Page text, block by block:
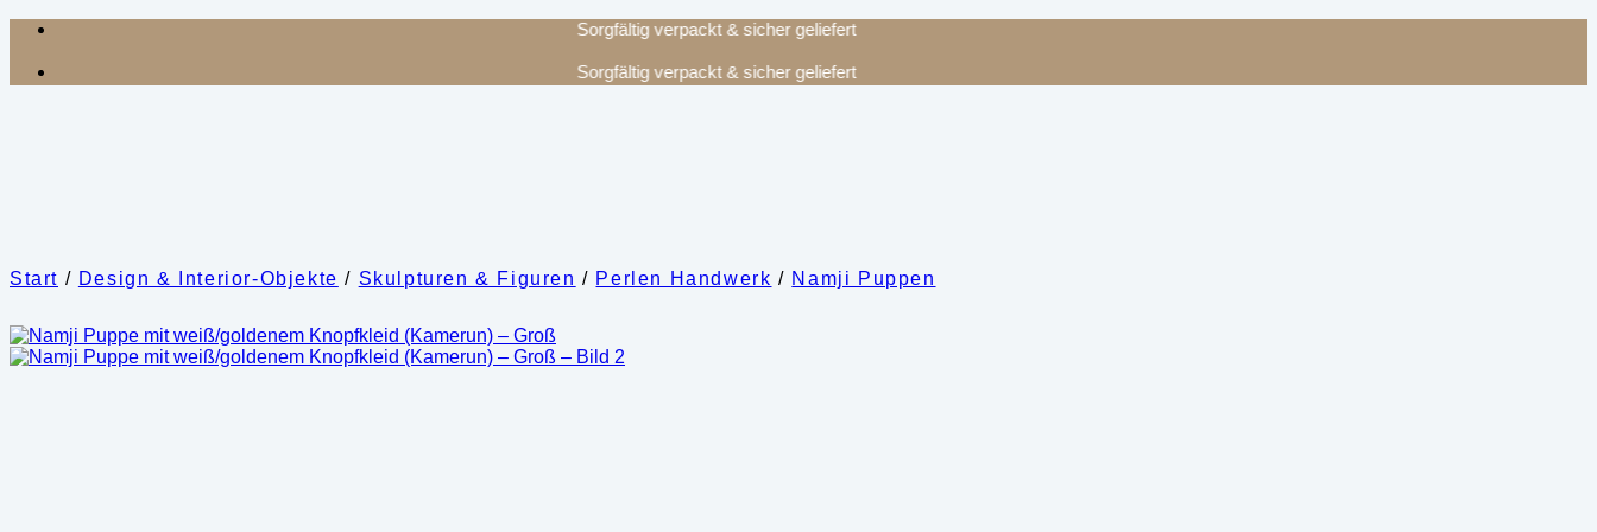
Zum
springen
Sorgfältig verpackt & sicher geliefert
Sorgfältig verpackt & sicher geliefert
Start / Design & Interior-Objekte / Skulpturen & Figuren / Perlen Handwerk / Namji Puppen